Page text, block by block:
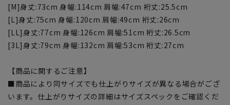
[M]身丈:73cm 身幅:114cm 肩幅:47cm 裄丈:25.5cm
[L]身丈:75cm 身幅:120cm 肩幅:49cm 裄丈:26cm
[LL]身丈:77cm 身幅:126cm 肩幅:51cm 裄丈:26.5cm
[3L]身丈:79cm 身幅:132cm 肩幅:53cm 裄丈:27cm
【商品に関するご注意】
■商品により同サイズでも仕上がりサイズが異なる場合がござ
います。仕上がりサイズの詳細はサイズスペックをご確認くだ